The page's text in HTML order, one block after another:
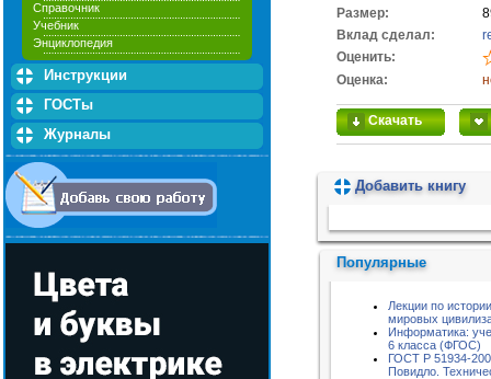
Справочник
Учебник
Энциклопедия
Инструкции
ГОСТы
Журналы
Размер:
Вклад сделал:
Оценить:
Оценка:
Скачать
Добавить книгу
Популярные
Лекции по истории
мировых
Информатика:
6 класса (ФГОС)
ГОСТ Р 51934-
Повидло.